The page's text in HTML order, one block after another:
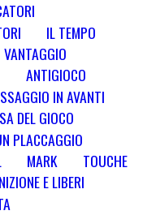
IL TEMPO
VANTAGGIO
ANTIGIOCO
IN AVANTI
DEL GIOCO
PLACCAGGIO
MARK
TOUCHE
E LIBERI